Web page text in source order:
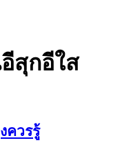
สุกอีใส
ควรรู้